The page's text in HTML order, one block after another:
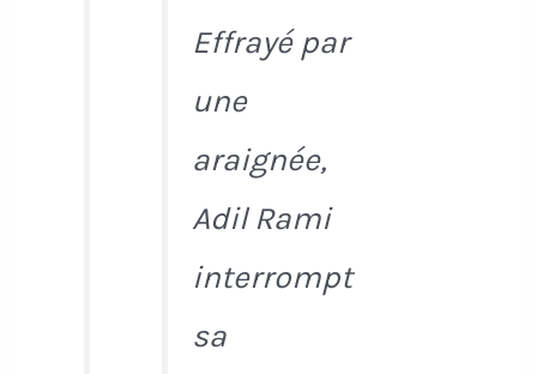
Effrayé par
une
araignée,
Adil Rami
interrompt
sa